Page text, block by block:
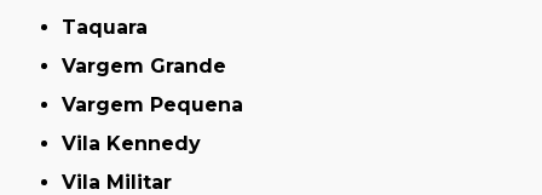
Taquara
Vargem Grande
Vargem Pequena
Vila Kennedy
Vila Militar